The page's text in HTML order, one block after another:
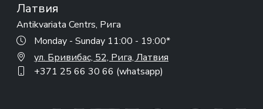
Латвия
Antikvariata Centrs, Рига
Monday - Sunday 11:00 - 19:00*
ул. Бривибас, 52, Рига, Латвия
+371 25 66 30 66 (whatsapp)